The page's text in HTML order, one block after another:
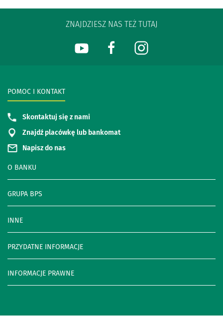
ZNAJDZIESZ NAS TEŻ TUTAJ
O BANKU
GRUPA BPS
INNE
POMOC I KONTAKT
Skontaktuj się z nami
Znajdź placówkę lub bankomat
Napisz do nas
PRZYDATNE INFORMACJE
INFORMACJE PRAWNE